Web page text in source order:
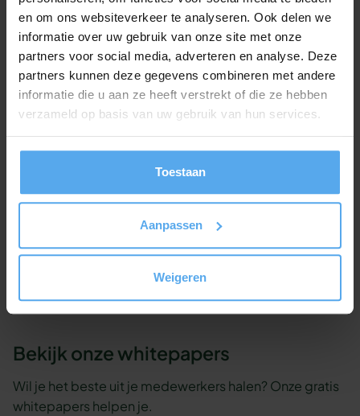
en om ons websiteverkeer te analyseren. Ook delen we
informatie over uw gebruik van onze site met onze
partners voor social media, adverteren en analyse. Deze
partners kunnen deze gegevens combineren met andere
informatie die u aan ze heeft verstrekt of die ze hebben
verzameld op basis van uw gebruik van hun services.
Toestaan
Aanpassen
Weigeren
wil je graag even sparren over jullie situatie en
specifieke leerdoelen?We helpen je met plezier
verder!
Onze workshop adviseurs staan klaar om je
geheel vrijblijvend te adviseren.
Of bel ons gewoon even op 030 - 227 2404
Bekijk onze whitepapers
Wil je het beste uit je medewerkers halen? Onze gratis
whitepapers helpen je.